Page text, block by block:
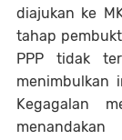
diajukan ke
tahap
PPP tidak
menimbulkan
Kegagalan